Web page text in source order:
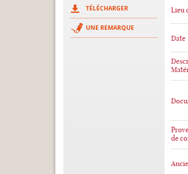
TÉLÉCHARGER
UNE REMARQUE
Lieu
Date
de